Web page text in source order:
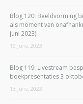
Blog 120: Beeldvorming
als moment van
juni 2023)
16 June, 2023
Blog 119: Livestream
boekpresentaties 3
13 June, 2023